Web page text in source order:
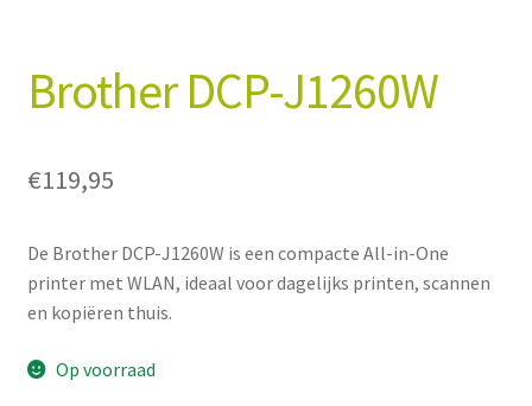
Brother DCP-J1260W
€119,95
De Brother DCP-J1260W is een compacte All-in-One
printer met WLAN, ideaal voor dagelijks printen, scannen
en kopiëren thuis.
Op voorraad